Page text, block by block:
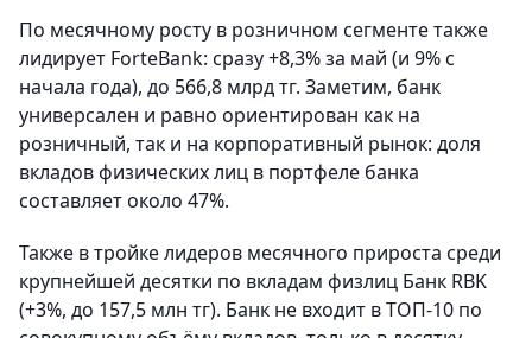
По месячному росту в розничном сегменте также
лидирует ForteBank: сразу +8,3% за май (и 9% с
начала года), до 566,8 млрд тг. Заметим, банк
универсален и равно ориентирован как на
розничный, так и на корпоративный рынок: доля
вкладов физических лиц в портфеле банка
составляет около 47%.
Также в тройке лидеров месячного прироста среди
крупнейшей десятки по вкладам физлиц Банк RBK
(+3%, до 157,5 млн тг). Банк не входит в ТОП-10 по